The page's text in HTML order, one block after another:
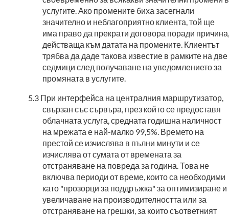
услугите. Ако промените биха засегнали
значително и неблагоприятно клиента, той ще
има право да прекрати договора поради причина,
действаща към датата на промените. Клиентът
трябва да даде такова известие в рамките на две
седмици след получаване на уведомлението за
промяната в услугите.
При интерфейса на централния маршрутизатор,
свързан със сървъра, през който се предоставя
облачната услуга, средната годишна наличност
на мрежата е най-малко 99,5%. Времето на
престой се изчислява в пълни минути и се
изчислява от сумата от времената за
отстраняване на повреда за година. Това не
включва периоди от време, които са необходими
като "прозорци за поддръжка" за оптимизиране и
увеличаване на производителността или за
отстраняване на грешки, за които съответният